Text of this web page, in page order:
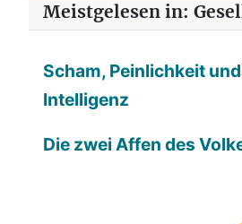
Meistgelesen in:
Scham, Peinlichkeit
Intelligenz
Die zwei Affen des